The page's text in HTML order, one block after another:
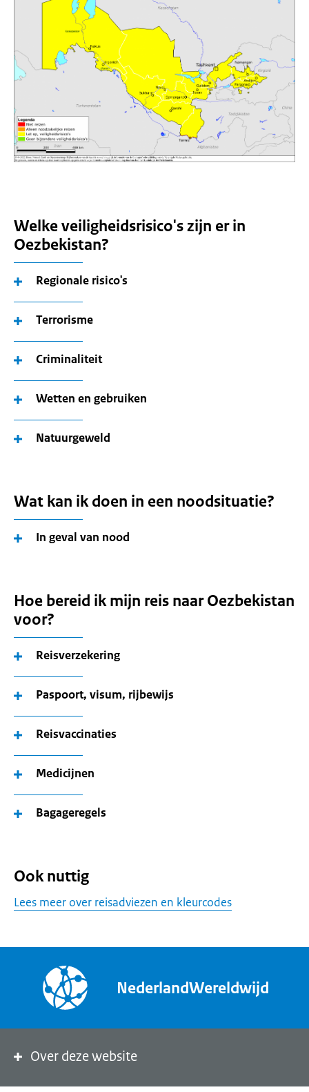
Welke veiligheidsrisico's zijn er in
Oezbekistan?
Regionale risico's
Terrorisme
Criminaliteit
Wetten en gebruiken
Natuurgeweld
Wat kan ik doen in een noodsituatie?
In geval van nood
Hoe bereid ik mijn reis naar Oezbekistan
voor?
Reisverzekering
Paspoort, visum, rijbewijs
Reisvaccinaties
Medicijnen
Bagageregels
Ook nuttig
Lees meer over reisadviezen en kleurcodes
NederlandWereldwijd
Over deze website